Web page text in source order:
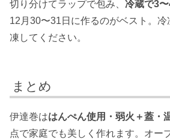
切り分けてラップで包み、 冷蔵で3〜
12月30〜31日に作るのがベスト。
凍してください。
まとめ
伊達巻ははんぺん使用・弱火＋蓋・
点で家庭でも美しく作れます。オー